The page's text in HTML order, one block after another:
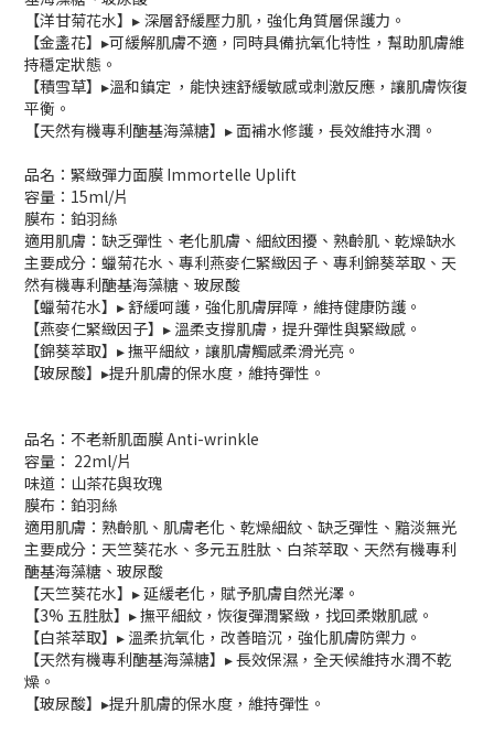
【洋甘菊花水】▸ 深層舒緩壓力肌，強化角質層保護力。
【金盞花】▸可緩解肌膚不適，同時具備抗氧化特性，幫助肌膚維
持穩定狀態。
【積雪草】▸溫和鎮定 ，能快速舒緩敏感或刺激反應，讓肌膚恢復
平衡。
【天然有機專利醣基海藻糖】▸ 面補水修護，長效維持水潤。
品名：緊緻彈力面膜 Immortelle Uplift
容量：15ml/片
膜布：鉑羽絲
適用肌膚：缺乏彈性、老化肌膚、細紋困擾、熟齡肌、乾燥缺水
主要成分：蠟菊花水、專利燕麥仁緊緻因子、專利錦葵萃取、天
然有機專利醣基海藻糖、玻尿酸
【蠟菊花水】▸ 舒緩呵護，強化肌膚屏障，維持健康防護。
【燕麥仁緊緻因子】▸ 溫柔支撐肌膚，提升彈性與緊緻感。
【錦葵萃取】▸ 撫平細紋，讓肌膚觸感柔滑光亮。
【玻尿酸】▸提升肌膚的保水度，維持彈性。
品名：不老新肌面膜 Anti-wrinkle
容量： 22ml/片
味道：山茶花與玫瑰
膜布：鉑羽絲
適用肌膚：熟齡肌、肌膚老化、乾燥細紋、缺乏彈性、黯淡無光
主要成分：天竺葵花水、多元五胜肽、白茶萃取、天然有機專利
醣基海藻糖、玻尿酸
【天竺葵花水】▸ 延緩老化，賦予肌膚自然光澤。
【3% 五胜肽】▸ 撫平細紋，恢復彈潤緊緻，找回柔嫩肌感。
【白茶萃取】▸ 溫柔抗氧化，改善暗沉，強化肌膚防禦力。
【天然有機專利醣基海藻糖】▸ 長效保濕，全天候維持水潤不乾
燥。
【玻尿酸】▸提升肌膚的保水度，維持彈性。